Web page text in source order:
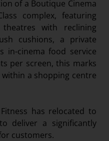
of a Boutique Cinema
complex, featuring
with reclining
cushions, a private
in-cinema food service
per screen, this marks
a shopping centre
has relocated to
deliver a significantly
customers.